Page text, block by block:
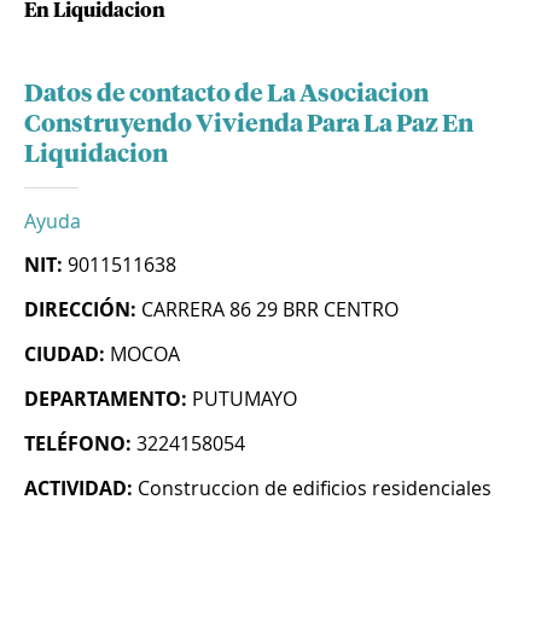
En Liquidacion
Datos de contacto de La Asociacion
Construyendo Vivienda Para La Paz En
Liquidacion
Ayuda
NIT: 9011511638
DIRECCIÓN: CARRERA 86 29 BRR CENTRO
CIUDAD: MOCOA
DEPARTAMENTO: PUTUMAYO
TELÉFONO: 3224158054
ACTIVIDAD: Construccion de edificios residenciales